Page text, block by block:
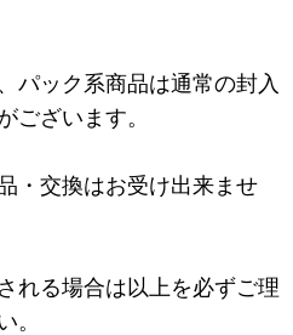
パック系商品は通常の封入
ございます。
・交換はお受け出来ませ
れる場合は以上を必ずご理
。